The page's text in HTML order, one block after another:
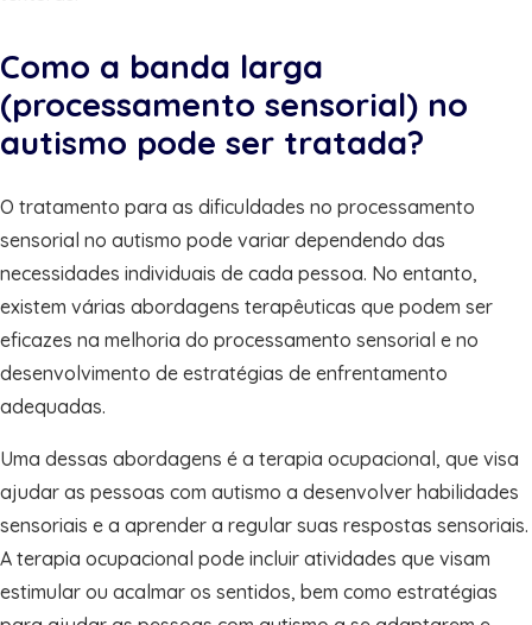
Como a banda larga
(processamento sensorial) no
autismo pode ser tratada?
O tratamento para as dificuldades no processamento
sensorial no autismo pode variar dependendo das
necessidades individuais de cada pessoa. No entanto,
existem várias abordagens terapêuticas que podem ser
eficazes na melhoria do processamento sensorial e no
desenvolvimento de estratégias de enfrentamento
adequadas.
Uma dessas abordagens é a terapia ocupacional, que visa
ajudar as pessoas com autismo a desenvolver habilidades
sensoriais e a aprender a regular suas respostas sensoriais.
A terapia ocupacional pode incluir atividades que visam
estimular ou acalmar os sentidos, bem como estratégias